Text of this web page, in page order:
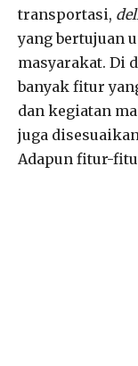
transportasi,
yang bertujuan
masyarakat. Di
banyak fitur
dan kegiatan
juga
Adapun fitur-